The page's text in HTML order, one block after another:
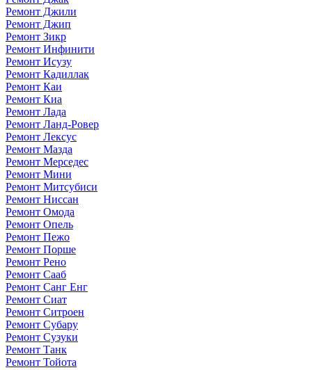
Ремонт Джили
Ремонт Джип
Ремонт Зикр
Ремонт Инфинити
Ремонт Исузу
Ремонт Кадиллак
Ремонт Каи
Ремонт Киа
Ремонт Лада
Ремонт Ланд-Ровер
Ремонт Лексус
Ремонт Мазда
Ремонт Мерседес
Ремонт Мини
Ремонт Митсубиси
Ремонт Ниссан
Ремонт Омода
Ремонт Опель
Ремонт Пежо
Ремонт Порше
Ремонт Рено
Ремонт Сааб
Ремонт Санг Енг
Ремонт Сиат
Ремонт Ситроен
Ремонт Субару
Ремонт Сузуки
Ремонт Танк
Ремонт Тойота